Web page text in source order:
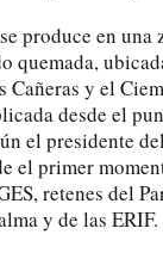
produce en una
quemada,
Cañeras y el
desde el
el presidente
el primer
retenes del
y de las ERIF.